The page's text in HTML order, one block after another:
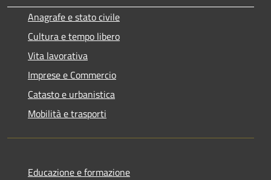
Anagrafe e stato civile
Cultura e tempo libero
Vita lavorativa
Imprese e Commercio
Catasto e urbanistica
Mobilità e trasporti
Educazione e formazione